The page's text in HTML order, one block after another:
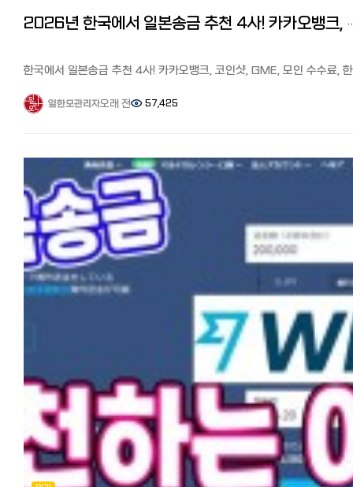
초회 재류카드, 마이넘버카드를 가지고 매장 방문하여 회원등록(초회
수수료 무료)이 필요합니다. 100만원이상 송금시 한국신분증(사진가
수수료는 10만엔 이하 500엔, 10만엔 초과 30만엔 이하 1000엔, 30만
초과 50만엔 이하 1500엔입니다.
장단점과 포인트 ●장점: 수수료가 가장 싸다,(10만엔 이하 500엔) 초
수수료 무료 특전이 있다. 카톡 추가하여 상담이 편하다.
저는 트랜스퍼와이즈, SBJ 다이렉트, 월드패밀리 송금, 코인샷 재팬을
이용해 봤는데요, 이 중에서 고르시면 될 것 같습니다.
1회째는 초회 가장 수취 금액이 큰 와이즈, 2회째는 가장 빠르고
편리한 코인샷 재팬을 사용하는 것이 좋다는 결론에 이르렀습니다. 초
쿠폰을 사용하시면 와이즈가 가장 저렴하게 보낼 수 있는
송금서비스입니다. 모든 송금업체가 수수료 이외에 각사가 설정한 환
제각각 다르고 송금액에 따라서도 수수료가 달라지므로 무료, 우대 쿠폰
소진한 3회 이상부터는 직접 금액을 시뮬레이션해 보시고 보다 유리한
어느 송금 서비스도 부양자 공제용 서류받기가 가능합니다. 최신 정보에
의하면 부양자 송금으로 감면 받은 이력이 영주권 심사에 마이너스가
된다고 하니 이 점도 참고하시기 바랍니다.
한가지 더 말씀드리자면, 일본엔을 어디에서 환전하는 것이 가장
유리하냐는 질문도 많이 올라오는데, 혹시 한국에 가실 예정이 있으시다
현금을 가지고 가서 현지 은행에서 환율우대나, 명동 등의 사설 환전소
환전하는 것이 송금수수료도 안 들고 가장 유리한 방법입니다.
열심히 번 엔을 한국에 보내서 자금으로 쓰거나 부모님께 보내드린다면
없이 기뻐하실 것입니다.
이번 기사를 참고로 똑똑한 송금해보세요^^
[추천 기사] 한국에서 일본송금 추천 4사! 카카오뱅크, 코인샷, GME, 모
있습니다. 또한, 직접 들고 들어간 외화가 1000달러를 넘을 경우 은행
되셨나요? 연간 송금한도가 크게 올라가면서 한국에 있는 자금이나 재
필요할 때, 안전하게 가져오셔서 풍요로운 일본생활 되시기 바랍니다^^
【참고기사】 일본에서 한국 송금 추천 6사 비교분석! 가장 저렴하고 편
뱅크, 코인샷, GME, 모인 수수료, 한도, 특징 비교. 해외 송금 시 필요한
https://korean.co.jp/life2/300 한국에서 일본으로 잦은 송금을 하
있는데, 횟수나 금액에 상관없이 과세는 하지 않습니다. 다만, 장기 체
비자 소지자(유학이나 취업비자)나 재외동포(영주권이나 시민권자)가 10
아니니 신고 잊지 마시기 바랍니다^^ 【참고기사】 일본에서 한국 송
추천 6사 비교분석! 가장 저렴하고 편하게 송금하는 방법과 꿀팁. 수수료
할인 쿠폰 https://korean.co.jp/life2/308 한국에서 일본송금 추천
2026년 한국에서 일본송금 추천 4사!
한국에서 일본송금 추천 4사! 카카오뱅크, 코인샷, GME, 모인 수수료,
한국인 모임 (페이스북)'과 '일한모 사이트'를 운영하고 있는 관리자입니
수수료가 저렴하고 편리한지 일한모에 올라온 여러분의 소중한 정보를
봤습니다. 정보에 의하면 한국의 해외송금 전체의 40%가 유학자금,
가 한국에 거주하는 외국인 노동자의 자국 송금, 나머지가 해외직구
등이라고 합니다. 한국에서 일본 송금업체로 많이 알려진 카카오 뱅크
코인샷, 모인, 그리고 최근에 일한모에서 소개된
GME(글로벌머니익스프레스)를 직접 써보고 특징과 수수료와 한도, 착
등을 비교해봤습니다. 【카카오 뱅크】 한국에서 일본송금 추천
4사! '카카오 뱅크' 특징 많은 분들이 추천을 하고 있습니다. 메신저
서비스인 카카오가 몇년전 기존 은행의 번거롭고 비싼 수수료 체계를 없
카카오 뱅크 서비스를 개시하여 큰 히트를 쳤었죠. 해외 송금도 간편하고
저렴하다고 알려져 있습니다. 압도적인 송금 수수료를 강점으로 내세
있는 카카오 뱅크는 세계 총 22개국에 국내 최저 수준의 수수료로 송금
가능하다고 선전하고 있기도 합니다. 수수료와 한도 수수료는 5000달
이하는 5천원, 5000달러를 초과하면 1만원입니다. 다만, 무슨
이유에서인지 일본은 금액에 상관없이 8천원의 수수료와 중개, 수취
수수료가 발생한다고 합니다. 그래도 시중 은행보다는 훨씬 저렴하며
금액에 상관없이 수수료가 8천원으로 정액이기 때문에 GME, 모인 등,
송금서비스와 손품을 파셔서 실제로 일본에 송금되는 금액이 얼마인지
비교해보시는 게 좋을 것 같습니다. 카카오 뱅크의 경우, 해외에서 계좌
개설이 불가하기 때문에(본인 명의 핸드폰 인증 필요) 한국 현지에 있거
한국에서 계좌 개설하지 않으면 일본에서는 사용이 불가능합니다. 한
건당 만달러, 연간 10만달러까지입니다.(증빙서류 미제출) 유학생이나
일한모관리자오래 전 57,425